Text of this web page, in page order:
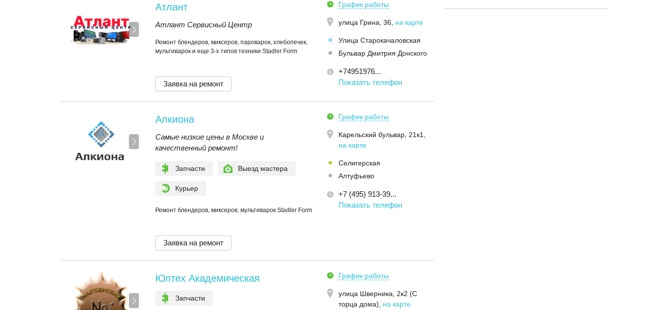
Атлант
Атлант Сервисный Центр
Ремонт блендеров, миксеров, пароварок, хлебопечек,
мультиварок и еще 3-х типов техники Stadler Form
График работы
улица Грина, 36 на карте
Улица Старокачаловская
Бульвар Дмитрия Донского
+74951976...
Показать телефон
Заявка на ремонт
Алкиона
Самые низкие цены в Москве и
качественный ремонт!
Запчасти Выезд мастера
Курьер
Ремонт блендеров, миксеров, мультиварок Stadler Form
График работы
Карельский бульвар, 21к1
на карте
Селигерская
Алтуфьево
+7 (495) 913-39...
Показать телефон
Заявка на ремонт
Юлтех Академическая
Запчасти
График работы
улица Шверника, 2к2 (С
торца дома)
на карте